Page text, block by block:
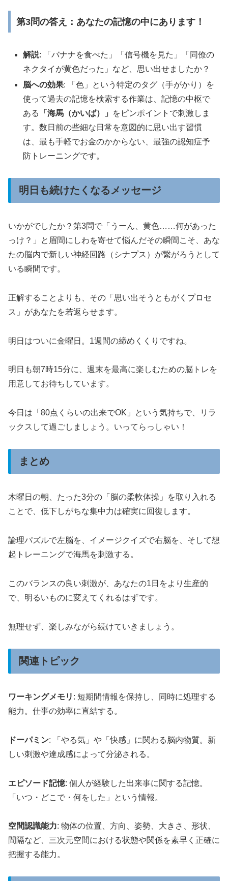
第3問の答え：あなたの記憶の中にあります！
解説: 「バナナを食べた」「信号機を見た」「同僚の
ネクタイが黄色だった」など、思い出せましたか？
脳への効果: 「色」という特定のタグ（手がかり）を
使って過去の記憶を検索する作業は、記憶の中枢で
ある
「海馬（かいば）」
をピンポイントで刺激しま
す。数日前の些細な日常を意図的に思い出す習慣
は、最も手軽でお金のかからない、最強の認知症予
防トレーニングです。
明日も続けたくなるメッセージ
いかがでしたか？第3問で「うーん、黄色……何があった
っけ？」と眉間にしわを寄せて悩んだその瞬間こそ、あな
たの脳内で新しい神経回路（シナプス）が繋がろうとして
いる瞬間です。
正解することよりも、その「思い出そうともがくプロセ
ス」があなたを若返らせます。
明日はついに金曜日。1週間の締めくくりですね。
明日も朝7時15分に、週末を最高に楽しむための脳トレを
用意してお待ちしています。
今日は「80点くらいの出来でOK」という気持ちで、リラ
ックスして過ごしましょう。いってらっしゃい！
まとめ
木曜日の朝、たった3分の「脳の柔軟体操」を取り入れる
ことで、低下しがちな集中力は確実に回復します。
論理パズルで左脳を、イメージクイズで右脳を、そして想
起トレーニングで海馬を刺激する。
このバランスの良い刺激が、あなたの1日をより生産的
で、明るいものに変えてくれるはずです。
無理せず、楽しみながら続けていきましょう。
関連トピック
ワーキングメモリ : 短期間情報を保持し、同時に処理する
能力。仕事の効率に直結する。
ドーパミン: 「やる気」や「快感」に関わる脳内物質。新
しい刺激や達成感によって分泌される。
エピソード記憶: 個人が経験した出来事に関する記憶。
「いつ・どこで・何をした」という情報。
空間認識能力: 物体の位置、方向、姿勢、大きさ、形状、
間隔など、三次元空間における状態や関係を素早く正確に
把握する能力。